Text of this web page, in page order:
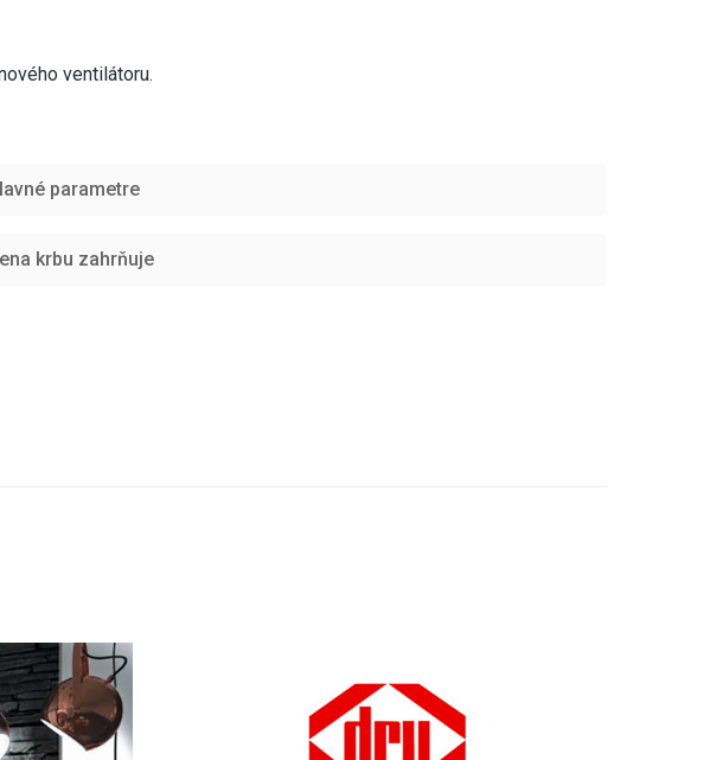
ventilátoru.
parametre
krbu zahrňuje